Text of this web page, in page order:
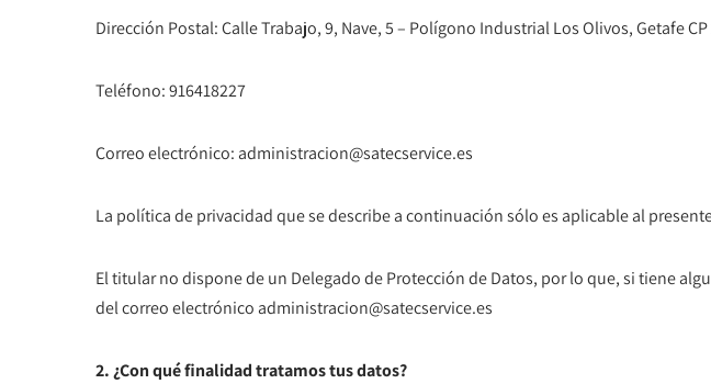
Dirección Postal: Calle Trabajo, 9, Nave, 5 – Polígono Industrial Los Olivos, Getafe
Teléfono: 916418227
Correo electrónico: administracion@satecservice.es
La política de privacidad que se describe a continuación sólo es aplicable al
El titular no dispone de un Delegado de Protección de Datos, por lo que, si tiene
del correo electrónico administracion@satecservice.es
2. ¿Con qué finalidad tratamos tus datos?